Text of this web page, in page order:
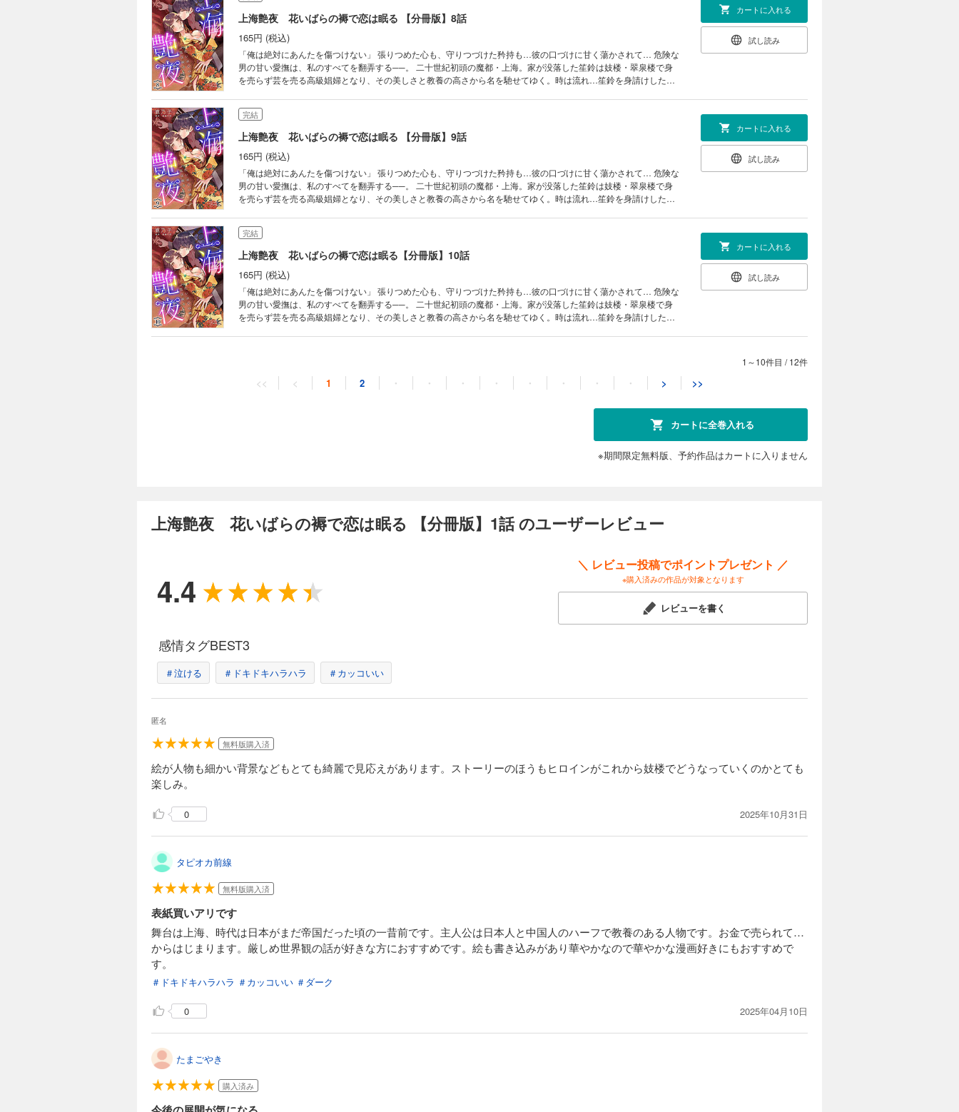
上海艶夜 花いばらの褥で恋は眠る 【分冊版】8話
165円 (税込)
「俺は絶対にあんたを傷つけない」 張りつめた心も、守りつづけた矜持も…彼の口づけに甘く蕩かされて… 危険な
男の甘い愛撫は、私のすべてを翻弄する──。 二十世紀初頭の魔都・上海。家が没落した笙鈴は妓楼・翠泉楼で身
を売らず芸を売る高級娼婦となり、その美しさと教養の高さから名を馳せてゆく。時は流れ…笙鈴を身請けしたい
のになってくれ」と“笙鈴自身”を求めた。 彼は私を傷つけることはない。秀英に身を委ねると決めた笙鈴は──…。
カートに入れる
試し読み
完結
上海艶夜 花いばらの褥で恋は眠る 【分冊版】9話
165円 (税込)
「俺は絶対にあんたを傷つけない」 張りつめた心も、守りつづけた矜持も…彼の口づけに甘く蕩かされて… 危険な
男の甘い愛撫は、私のすべてを翻弄する──。 二十世紀初頭の魔都・上海。家が没落した笙鈴は妓楼・翠泉楼で身
を売らず芸を売る高級娼婦となり、その美しさと教養の高さから名を馳せてゆく。時は流れ…笙鈴を身請けしたい
のになってくれ」と“笙鈴自身”を求めた。 彼は私を傷つけることはない。秀英に身を委ねると決めた笙鈴は──…。
カートに入れる
試し読み
完結
上海艶夜 花いばらの褥で恋は眠る【分冊版】10話
165円 (税込)
「俺は絶対にあんたを傷つけない」 張りつめた心も、守りつづけた矜持も…彼の口づけに甘く蕩かされて… 危険な
男の甘い愛撫は、私のすべてを翻弄する──。 二十世紀初頭の魔都・上海。家が没落した笙鈴は妓楼・翠泉楼で身
を売らず芸を売る高級娼婦となり、その美しさと教養の高さから名を馳せてゆく。時は流れ…笙鈴を身請けしたい
カートに入れる
試し読み
上海艶夜 花いばらの褥で恋は眠る【分冊版】11話
165円 (税込)
男の甘い愛撫は、私のすべてを翻弄する──。 二十世紀初頭の魔都・上海。家が没落した笙鈴は妓楼・翠泉楼で身
を売らず芸を売る高級娼婦となり、その美しさと教養の高さから名を馳せてゆく。時は流れ…笙鈴を身請けしたい
のになってくれ」と“笙鈴自身”を求めた。 彼は私を傷つけることはない。秀英に身を委ねると決めた笙鈴は──…。
カートに入れる
「俺は絶対にあんたを傷つけない」 張りつめた心も、守りつづけた矜持も…彼の口づけに甘く蕩かされて… 危険な
と現れた男・秀英。幼い頃、笙鈴に救われたと言う彼は身請けだけでなく護衛を提案し…その対価として「俺のも
のになってくれ」と“笙鈴自身”を求めた。 彼は私を傷つけることはない。秀英に身を委ねると決めた笙鈴は──…。
1～10件目 /12件
<< < 1 2 ・ ・ ・ ・ ・ ・ ・ ・ > >>
カートに全巻入れる
※期間限定無料版、予約作品はカートに入りません
上海艶夜 花いばらの褥で恋は眠る 【分冊版】1話 のユーザーレビュー
4.4
＼ レビュー投稿でポイントプレゼント ／
※購入済みの作品が対象となります
レビューを書く
感情タグBEST3
＃泣ける ＃ドキドキハラハラ ＃カッコいい
匿名
無料版購入済
絵が人物も細かい背景などもとても綺麗で見応えがあります。ストーリーのほうもヒロインがこれから妓楼でどうなっていくのかとても
楽しみ。
0 2025年10月31日
タピオカ前線
無料版購入済
表紙買いアリです
舞台は上海、時代は日本がまだ帝国だった頃の一昔前です。主人公は日本人と中国人のハーフで教養のある人物です。お金で売られて…
からはじまります。厳しめ世界観の話が好きな方におすすめです。絵も書き込みがあり華やかなので華やかな漫画好きにもおすすめで
す。
＃ドキドキハラハラ ＃カッコいい ＃ダーク
0 2025年04月10日
たまごやき
購入済み